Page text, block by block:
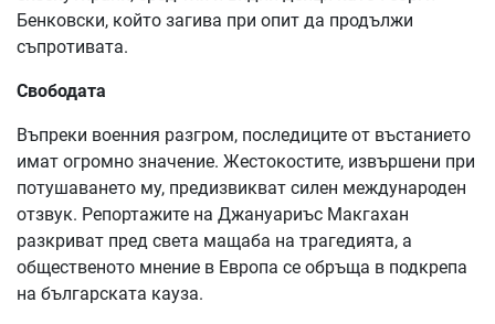
Бенковски, който загива при опит да продължи
съпротивата.
Свободата
Въпреки военния разгром, последиците от въстанието
имат огромно значение. Жестокостите, извършени при
потушаването му, предизвикват силен международен
отзвук. Репортажите на Джануариъс Макгахан
разкриват пред света мащаба на трагедията, а
общественото мнение в Европа се обръща в подкрепа
на българската кауза.